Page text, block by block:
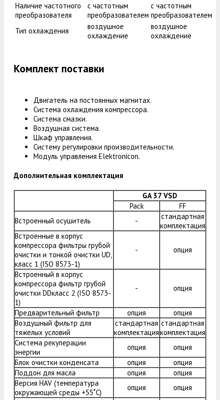
Наличие частотного
преобразователя
с частотным
преобразователем
с частотным
преобразователем
Тип охлаждения
воздушное
охлаждение
воздушное
охлаждение
Комплект поставки
Двигатель на постоянных магнитах.
Система охлаждения компрессора.
Система смазки.
Воздушная система.
Шкаф управления.
Систему регулировки производительности.
Модуль управления Elektronicon.
Дополнительная комплектация
GA 37 VSD
Pack
FF
Встроенный осушитель
-
стандартная
комплектация
Встроенные в корпус
компрессора фильтры грубой
очистки и тонкой очистки UD,
класс 1 (ISO 8573-1)
- опция
Встроенный в корпус
компрессора фильтр грубой
очистки DDкласс 2 (ISO 8573-
1)
- опция
Предварительный фильтр опция
опция
Воздушный фильтр для
тяжелых условий
стандартная
комплектация
стандартная
комплектация
Система рекуперации
энергии
опция
опция
Блок очистки конденсата
опция
опция
Поддон для масла
опция
опция
Версия HAV (температура
окружающей среды +55˚C)
опция
опция